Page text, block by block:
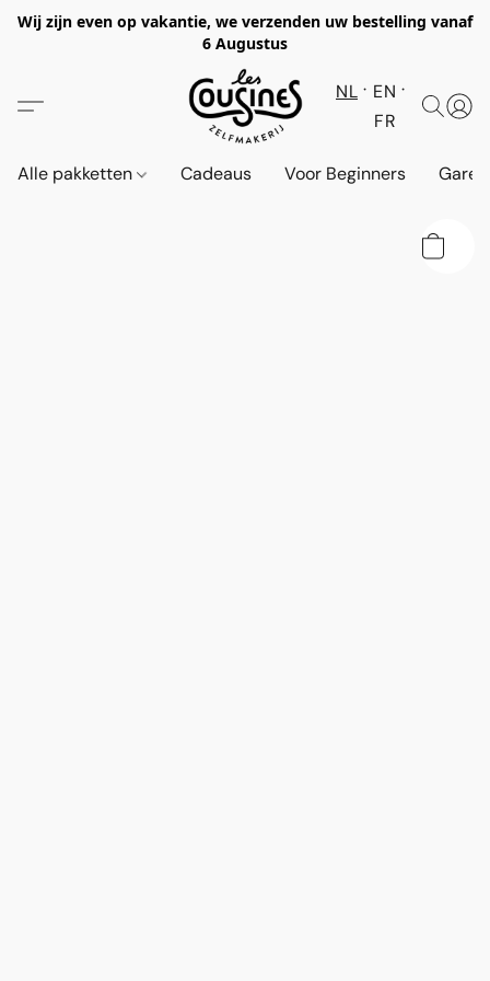
Wij zijn even op vakantie, we verzenden uw bestelling vanaf
6 Augustus
NL
EN
FR
Alle pakketten Cadeaus Voor Beginners